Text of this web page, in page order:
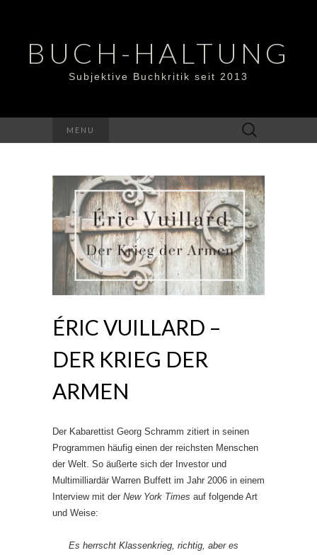
BUCH-HALTUNG
Subjektive Buchkritik seit 2013
MENU
Suchen
nach:
ÉRIC VUILLARD –
DER KRIEG DER
ARMEN
Der Kabarettist Georg Schramm zitiert in seinen
Programmen häufig einen der reichsten Menschen
der Welt. So äußerte sich der Investor und
Multimilliardär Warren Buffett im Jahr 2006 in einem
Interview mit der New York Times auf folgende Art
und Weise:
Es herrscht Klassenkrieg, richtig, aber es